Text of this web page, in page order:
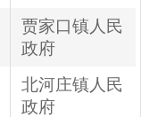
贾家口镇人民
政府
北河庄镇人民
政府